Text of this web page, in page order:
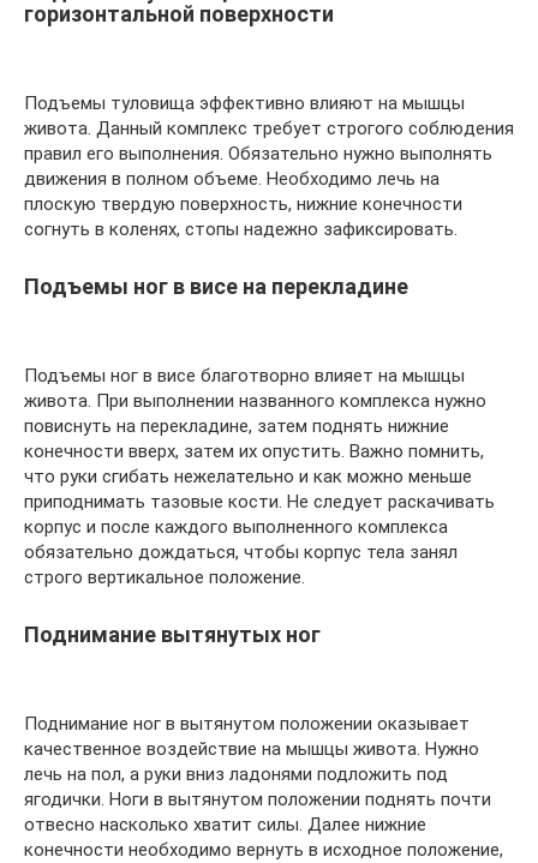
горизонтальной поверхности
Подъемы туловища эффективно влияют на мышцы
живота. Данный комплекс требует строгого соблюдения
правил его выполнения. Обязательно нужно выполнять
движения в полном объеме. Необходимо лечь на
плоскую твердую поверхность, нижние конечности
согнуть в коленях, стопы надежно зафиксировать.
Подъемы ног в висе на перекладине
Подъемы ног в висе благотворно влияет на мышцы
живота. При выполнении названного комплекса нужно
повиснуть на перекладине, затем поднять нижние
конечности вверх, затем их опустить. Важно помнить,
что руки сгибать нежелательно и как можно меньше
приподнимать тазовые кости. Не следует раскачивать
корпус и после каждого выполненного комплекса
обязательно дождаться, чтобы корпус тела занял
строго вертикальное положение.
Поднимание вытянутых ног
Поднимание ног в вытянутом положении оказывает
качественное воздействие на мышцы живота. Нужно
лечь на пол, а руки вниз ладонями подложить под
ягодички. Ноги в вытянутом положении поднять почти
отвесно насколько хватит силы. Далее нижние
конечности необходимо вернуть в исходное положение,